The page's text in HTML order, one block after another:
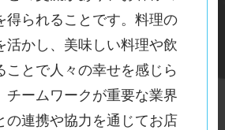
得られることです。料理の
活かし、美味しい料理や飲
ことで人々の幸せを感じら
チームワークが重要な業界
の連携や協力を通じてお店